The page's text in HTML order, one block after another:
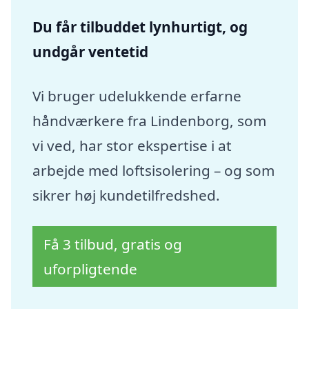
Du får tilbuddet lynhurtigt, og
undgår ventetid
Vi bruger udelukkende erfarne
håndværkere fra Lindenborg, som
vi ved, har stor ekspertise i at
arbejde med loftsisolering – og som
sikrer høj kundetilfredshed.
Få 3 tilbud, gratis og
uforpligtende